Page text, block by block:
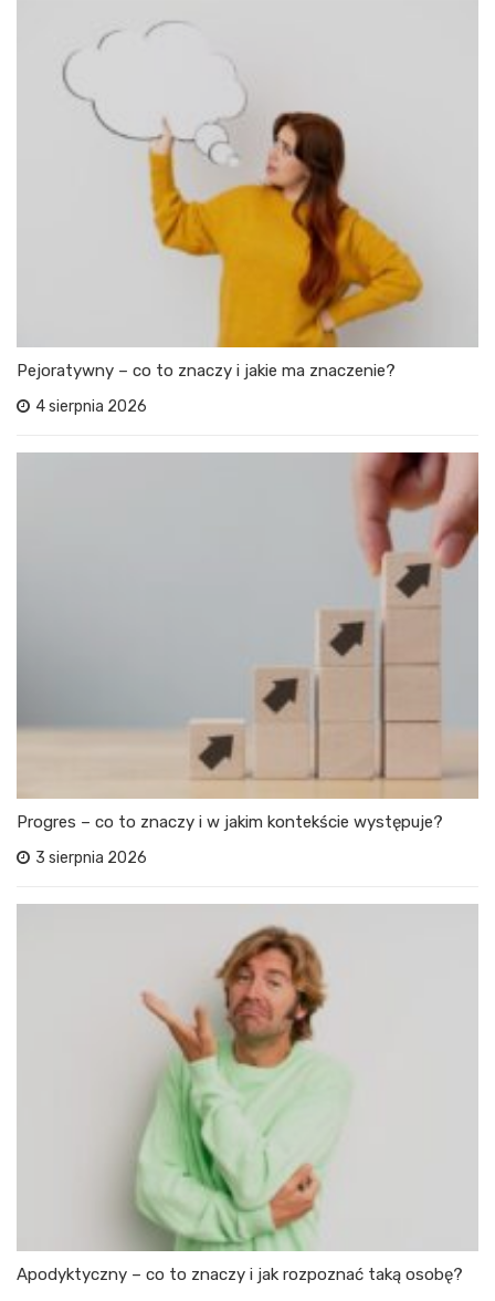
Pejoratywny – co to znaczy i jakie ma znaczenie?
4 sierpnia 2026
Progres – co to znaczy i w jakim kontekście występuje?
3 sierpnia 2026
Apodyktyczny – co to znaczy i jak rozpoznać taką osobę?